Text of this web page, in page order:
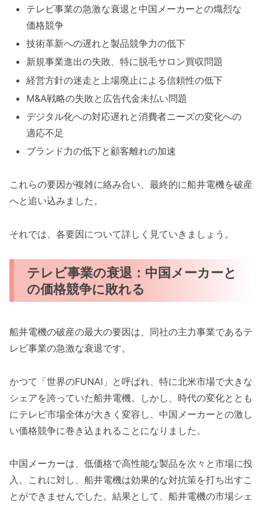
テレビ事業の急激な衰退と中国メーカーとの熾烈な
価格競争
技術革新への遅れと製品競争力の低下
新規事業進出の失敗、特に脱毛サロン買収問題
経営方針の迷走と上場廃止による信頼性の低下
M&A戦略の失敗と広告代金未払い問題
デジタル化への対応遅れと消費者ニーズの変化への
適応不足
ブランド力の低下と顧客離れの加速
これらの要因が複雑に絡み合い、最終的に船井電機を破産
へと追い込みました。
それでは、各要因について詳しく見ていきましょう。
テレビ事業の衰退：中国メーカーと
の価格競争に敗れる
船井電機の破産の最大の要因は、同社の主力事業であるテ
レビ事業の急激な衰退です。
かつて「世界のFUNAI」と呼ばれ、特に北米市場で大きな
シェアを誇っていた船井電機。しかし、時代の変化ととも
にテレビ市場全体が大きく変容し、中国メーカーとの激し
い価格競争に巻き込まれることになりました。
中国メーカーは、低価格で高性能な製品を次々と市場に投
入。これに対し、船井電機は効果的な対抗策を打ち出すこ
とができませんでした。結果として、船井電機の市場シェ